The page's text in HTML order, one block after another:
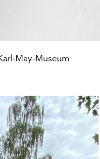
May-Museum